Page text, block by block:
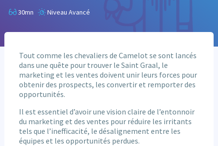
Mon compte
English
30mn Niveau Avancé
Tout comme les chevaliers de Camelot se sont lancés
dans une quête pour trouver le Saint Graal, le
marketing et les ventes doivent unir leurs forces pour
obtenir des prospects, les convertir et remporter des
opportunités.
Il est essentiel d’avoir une vision claire de l’entonnoir
du marketing et des ventes pour réduire les irritants
tels que l’inefficacité, le désalignement entre les
équipes et les opportunités perdues.